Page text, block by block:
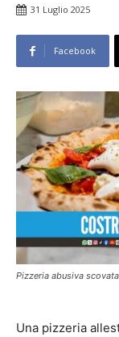
31 Luglio 2025
Facebook
Pizzeria abusiva
Una pizzeria